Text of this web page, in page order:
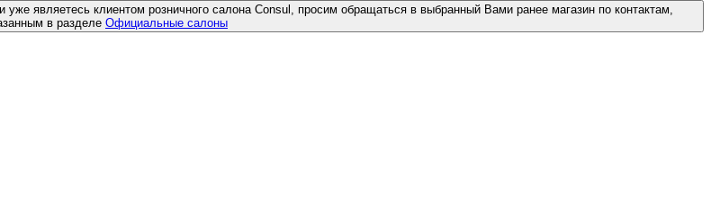
являетесь клиентом розничного салона Consul, просим обращаться в выбранный Вами ранее магазин по контактам,
в разделе Официальные салоны